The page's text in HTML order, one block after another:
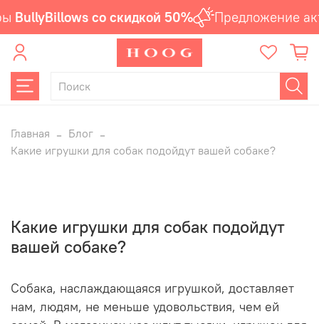
со скидкой 50% Предложение
Главная
Блог
Какие игрушки для собак подойдут вашей собаке?
Какие игрушки для собак подойдут
вашей собаке?
Собака, наслаждающаяся игрушкой, доставляет
нам, людям, не меньше удовольствия, чем ей